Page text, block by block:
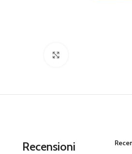
Recensioni